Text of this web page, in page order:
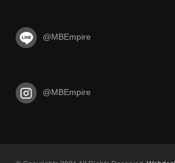
@MBEmpire
@MBEmpire